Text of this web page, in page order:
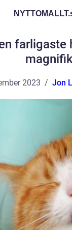
NYTTOMALLT.
farligaste
2023 Jon